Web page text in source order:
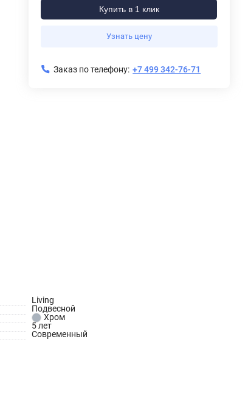
Купить в 1 клик
Узнать цену
Заказ по телефону: +7 499 342-76-71
Living
Подвесной
Хром
5 лет
Современный